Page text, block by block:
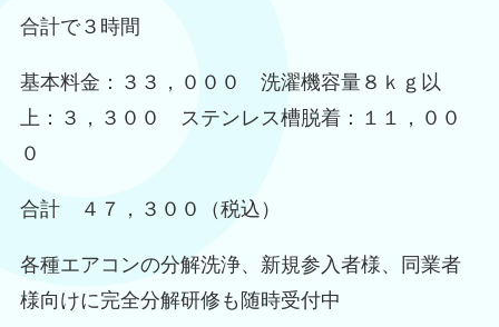
合計で３時間
基本料金：３３，０００ 洗濯機容量８ｋｇ以
上：３，３００ ステンレス槽脱着：１１，００
０
合計 ４７，３００（税込）
各種エアコンの分解洗浄、新規参入者様、同業者
様向けに完全分解研修も随時受付中